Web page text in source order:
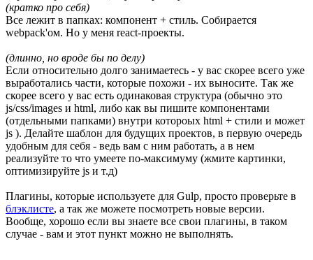
(кратко про себя)
Все лежит в папках: компонент + стиль. Собирается
webpack'ом. Но у меня react-проекты.
(длинно, но вроде бы по делу)
Если относительно долго занимаетесь - у вас скорее всего уже
выработались части, которые похожи - их выносите. Так же
скорее всего у вас есть одинаковая структура (обычно это
js/css/images и html, либо как вы пишите компонентами
(отдельными папками) внутри котороых html + стили и может
js ). Делайте шаблон для будущих проектов, в первую очередь
удобным для себя - ведь вам с ним работать, а в нем
реализуйте то что умеете по-максимуму (жмите картинки,
оптимизируйте js и т.д)
Плагины, которые используете для Gulp, просто проверьте в
блэклисте, а так же можете посмотреть новые версии.
Вообще, хорошо если вы знаете все свои плагины, в таком
случае - вам и этот пункт можно не выполнять.